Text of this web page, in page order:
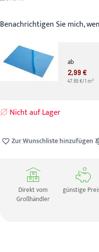
Benachrichtigen Sie mich,
ab
2,99 €
47.89 €/1 m 2
Nicht auf Lager
Zur Wunschliste hinzufügen
Direkt vom
Großhändler
günstige